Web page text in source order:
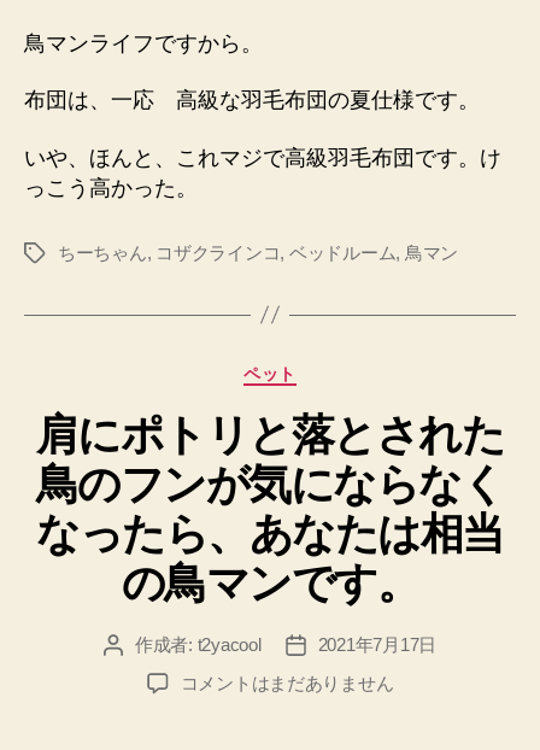
鳥マンライフですから。
布団は、一応 高級な羽毛布団の夏仕様です。
いや、ほんと、これマジで高級羽毛布団です。け
っこう高かった。
タ
ちーちゃん, コザクラインコ, ベッドルーム, 鳥マン
カ
ゴ
リ
ー
ペット
肩にポトリと落とされた
鳥のフンが気にならなく
なったら、あなたは相当
の鳥マンです。
投 作成者: t2yacool
投
稿
2021年7月17日
肩
コメントはまだありません